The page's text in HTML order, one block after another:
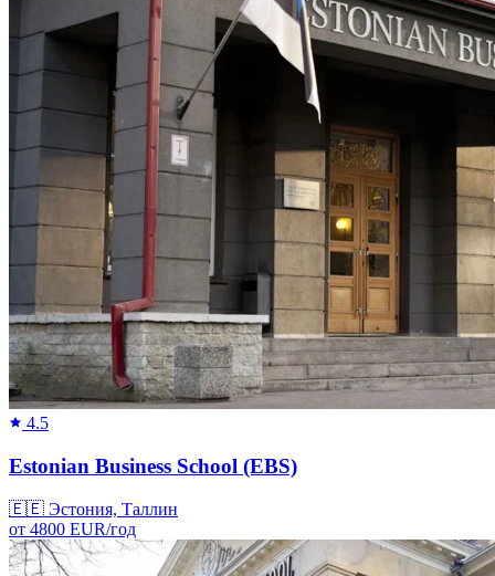
4.5
Estonian Business School (EBS)
🇪🇪 Эстония, Таллин
от 4800 EUR/год